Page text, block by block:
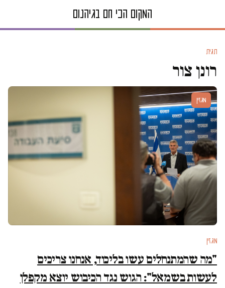
תגית
רונן צור
מגזין
מגזין
"מה שהמתנחלים עשו בליכוד, אנחנו צריכים
לעשות בשמאל": הגוש נגד הכיבוש יוצא מקפלן